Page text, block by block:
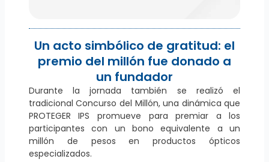
Un acto simbólico de gratitud: el
premio del millón fue donado a
un fundador
Durante la jornada también se realizó el
tradicional Concurso del Millón, una dinámica que
PROTEGER IPS promueve para premiar a los
participantes con un bono equivalente a un
millón de pesos en productos ópticos
especializados.